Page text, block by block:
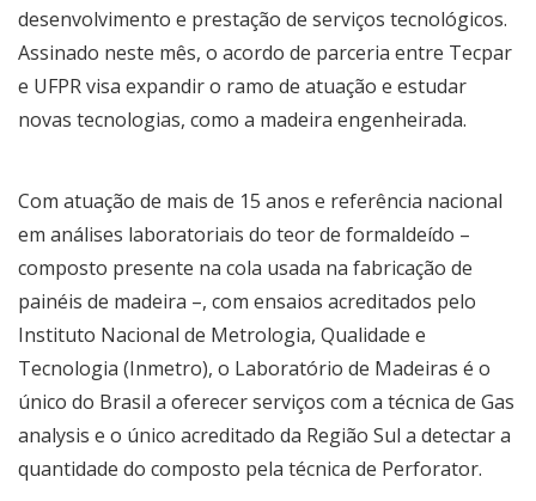
desenvolvimento e prestação de serviços tecnológicos.
Assinado neste mês, o acordo de parceria entre Tecpar
e UFPR visa expandir o ramo de atuação e estudar
novas tecnologias, como a madeira engenheirada.
Com atuação de mais de 15 anos e referência nacional
em análises laboratoriais do teor de formaldeído –
composto presente na cola usada na fabricação de
painéis de madeira –, com ensaios acreditados pelo
Instituto Nacional de Metrologia, Qualidade e
Tecnologia (Inmetro), o Laboratório de Madeiras é o
único do Brasil a oferecer serviços com a técnica de Gas
analysis e o único acreditado da Região Sul a detectar a
quantidade do composto pela técnica de Perforator.